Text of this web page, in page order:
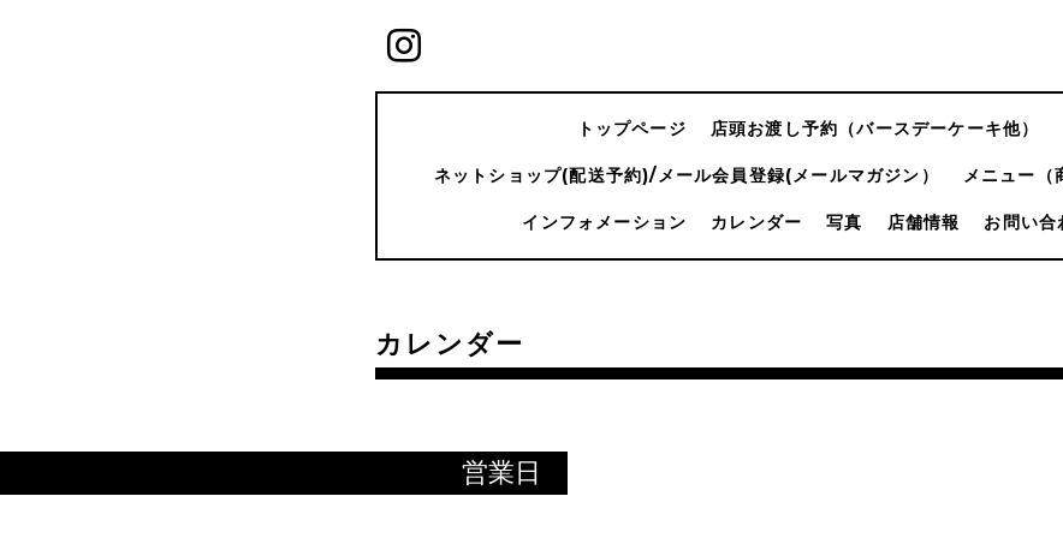
トップページ 店頭お渡し予約（バースデーケーキ他）
ネットショップ(配送予約)/メール会員登録(メールマガジン） メニュー（
インフォメーション カレンダー 写真 店舗情報 お問い合
カレンダー
営業日